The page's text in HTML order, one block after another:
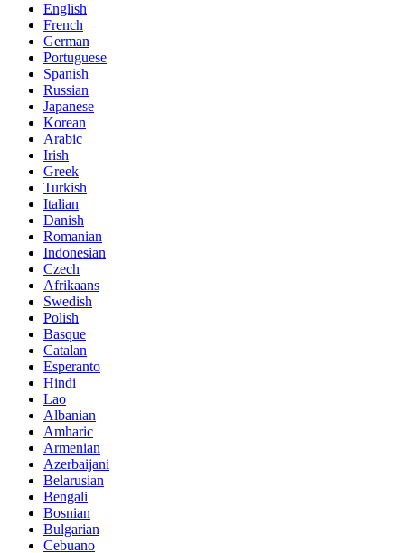
English
French
German
Portuguese
Spanish
Russian
Japanese
Korean
Arabic
Irish
Greek
Turkish
Italian
Danish
Romanian
Indonesian
Czech
Afrikaans
Swedish
Polish
Basque
Catalan
Esperanto
Hindi
Lao
Albanian
Amharic
Armenian
Azerbaijani
Belarusian
Bengali
Bosnian
Bulgarian
Cebuano